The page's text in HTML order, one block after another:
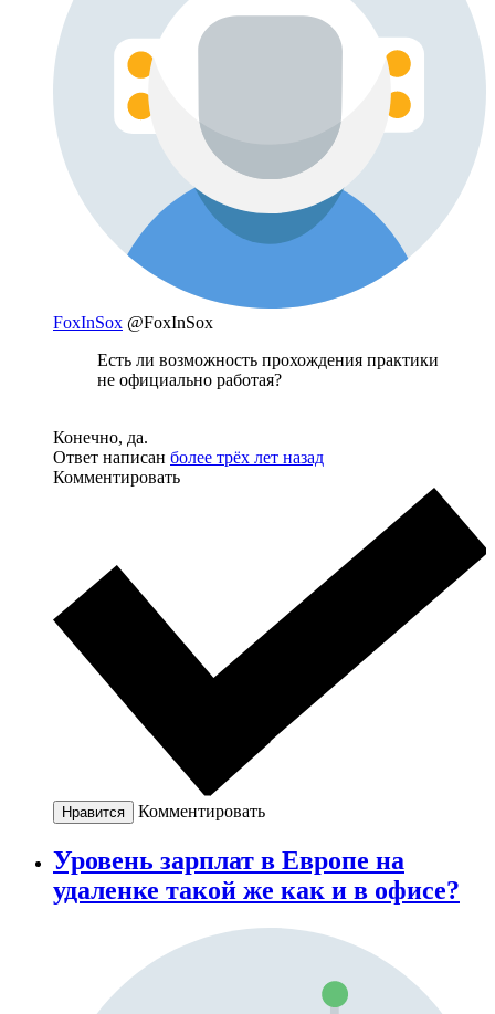
FoxInSox @FoxInSox
Есть ли возможность прохождения практики
не официально работая?
Конечно, да.
Ответ написан более трёх лет назад
Комментировать
Нравится Комментировать
Уровень зарплат в Европе на
удаленке такой же как и в офисе?